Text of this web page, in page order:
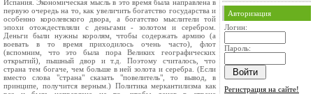
Испания. Экономическая мысль в это время была направлена в
первую очередь на то, как увеличить богатство государства и
особенно королевского двора, а богатство мыслители той
эпохи отождествляли с деньгами - золотом и серебром.
Деньги были нужны королям, чтобы содержать армию (а
воевать в то время приходилось очень часто), флот
(вспомним, что это была пора Великих географических
открытий), пышный двор и т.д. Поэтому считалось, что
страна тем богаче, чем больше в ней золота и серебра. (Если
вместо слова "страна" сказать "повелитель", то вывод, в
принципе, получится верным.) Политика меркантилизма как
Авторизация
Логин:
Пароль:
Регистрация на сайте!